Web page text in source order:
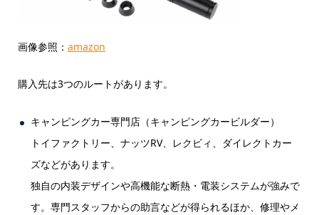
画像参照： amazon
購入先は3つのルートがあります。
キャンピングカー専門店（キャンピングカービルダー）
トイファクトリー、ナッツRV、レクビィ、ダイレクトカー
ズなどがあります。
独自の内装デザインや高機能な断熱・電装システムが強みで
す。専門スタッフからの助言などが得られるほか、修理やメ